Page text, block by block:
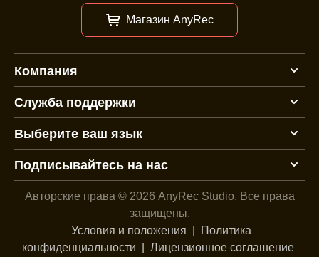
Магазин AnyRec
Компания
Служба поддержки
Выберите ваш язык
Подписывайтесь на нас
Авторские права © 2026 AnyRec Studio. Все права
защищены.
Условия и положения
Политика
конфиденциальности
Лицензионное соглашение